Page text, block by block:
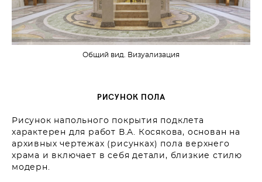
Общий вид. Визуализация
РИСУНОК ПОЛА
Рисунок напольного покрытия подклета
характерен для работ В.А. Косякова, основан на
архивных чертежах (рисунках) пола верхнего
храма и включает в себя детали, близкие стилю
модерн.